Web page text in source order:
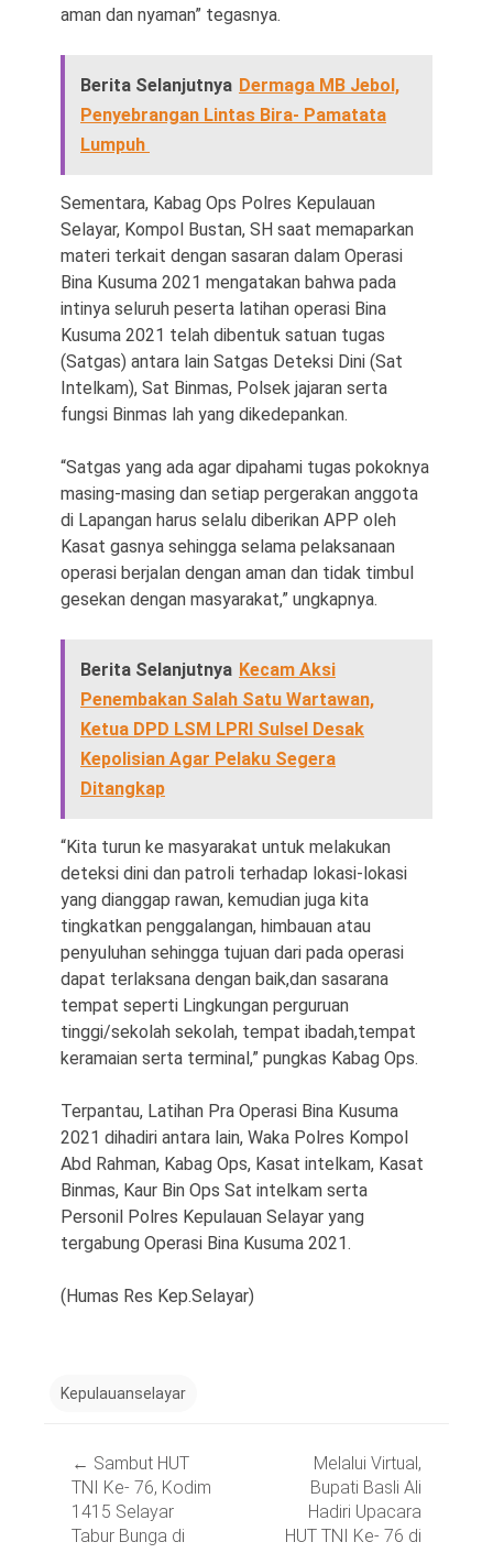
aman dan nyaman” tegasnya.
Berita Selanjutnya Dermaga MB Jebol,
Penyebrangan Lintas Bira- Pamatata
Lumpuh
Sementara, Kabag Ops Polres Kepulauan
Selayar, Kompol Bustan, SH saat memaparkan
materi terkait dengan sasaran dalam Operasi
Bina Kusuma 2021 mengatakan bahwa pada
intinya seluruh peserta latihan operasi Bina
Kusuma 2021 telah dibentuk satuan tugas
(Satgas) antara lain Satgas Deteksi Dini (Sat
Intelkam), Sat Binmas, Polsek jajaran serta
fungsi Binmas lah yang dikedepankan.
“Satgas yang ada agar dipahami tugas pokoknya
masing-masing dan setiap pergerakan anggota
di Lapangan harus selalu diberikan APP oleh
Kasat gasnya sehingga selama pelaksanaan
operasi berjalan dengan aman dan tidak timbul
gesekan dengan masyarakat,” ungkapnya.
Berita Selanjutnya Kecam Aksi
Penembakan Salah Satu Wartawan,
Ketua DPD LSM LPRI Sulsel Desak
Kepolisian Agar Pelaku Segera
Ditangkap
“Kita turun ke masyarakat untuk melakukan
deteksi dini dan patroli terhadap lokasi-lokasi
yang dianggap rawan, kemudian juga kita
tingkatkan penggalangan, himbauan atau
penyuluhan sehingga tujuan dari pada operasi
dapat terlaksana dengan baik,dan sasarana
tempat seperti Lingkungan perguruan
tinggi/sekolah sekolah, tempat ibadah,tempat
keramaian serta terminal,” pungkas Kabag Ops.
Terpantau, Latihan Pra Operasi Bina Kusuma
2021 dihadiri antara lain, Waka Polres Kompol
Abd Rahman, Kabag Ops, Kasat intelkam, Kasat
Binmas, Kaur Bin Ops Sat intelkam serta
Personil Polres Kepulauan Selayar yang
tergabung Operasi Bina Kusuma 2021.
(Humas Res Kep.Selayar)
Kepulauanselayar
navigation
← Sambut HUT
TNI Ke- 76, Kodim
1415 Selayar
Tabur Bunga di
Melalui Virtual,
Bupati Basli Ali
Hadiri Upacara
HUT TNI Ke- 76 di